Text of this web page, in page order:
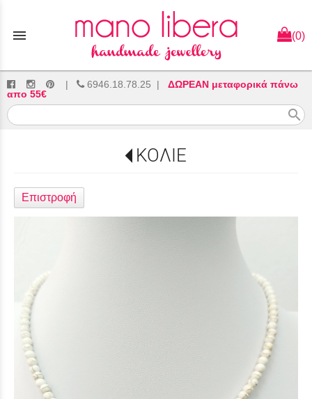
menu (0)
| 6946.18.78.25 | ΔΩΡΕΑΝ μεταφορικά πάνω
απο 55€
search
ΚΟΛΙΕ
Επιστροφή